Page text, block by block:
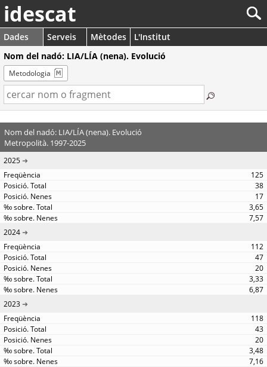
idescat
Dades Serveis Mètodes
L'Institut
Nom del nadó: LIA/LÍA (nena). Evolució
Metodologia
Nom del nadó: LIA/LÍA (nena). Evolució
Metropolità. 1997-2025
2025
125
38
17
3,65
7,57
2024
112
47
20
3,33
6,87
2023
118
43
20
3,48
7,16